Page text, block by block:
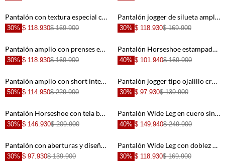
+ +
+ +
+ +
+ +
+
Pantalón con textura especial crudo para mujer
30% $ 118.930$ 169.900
+
Pantalón jogger de silueta amplia rosado para mujer
30% $ 118.930$ 169.900
Pantalón amplio con prenses en delantero rosado para mujer
30% $ 118.930$ 169.900
Pantalón Horseshoe estampado para mujer
40% $ 101.940$ 169.900
Pantalón amplio con short interno crudo para mujer
50% $ 114.950$ 229.900
Pantalón jogger tipo ojalillo crudo para mujer
30% $ 97.930$ 139.900
Pantalón Horseshoe con tela bordada sobrepuesta crudo para mujer
30% $ 146.930$ 209.900
Pantalón Wide Leg en cuero sintético crudo para mujer
40% $ 149.940$ 249.900
Pantalón con aberturas y diseño floral negro para mujer
30% $ 97.930$ 139.900
Pantalón Wide Leg con doblez en pretina negro para mujer
30% $ 118.930$ 169.900